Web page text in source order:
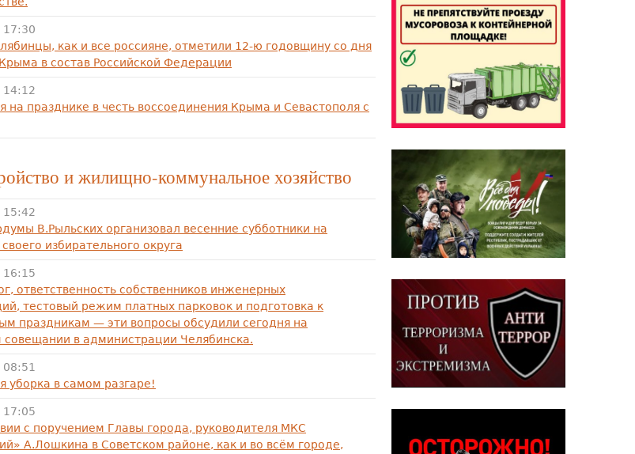
17:30
как и все россияне, отметили 12-ю годовщину со дня
в состав Российской Федерации
14:12
на празднике в честь воссоединения Крыма и Севастополя с
и жилищно-коммунальное хозяйство
15:42
В.Рыльских организовал весенние субботники на
избирательного округа
16:15
ответственность собственников инженерных
тестовый режим платных парковок и подготовка к
праздникам — эти вопросы обсудили сегодня на
совещании в администрации Челябинска.
08:51
уборка в самом разгаре!
17:05
с поручением Главы города, руководителя МКС
А.Лошкина в Советском районе, как и во всём городе,